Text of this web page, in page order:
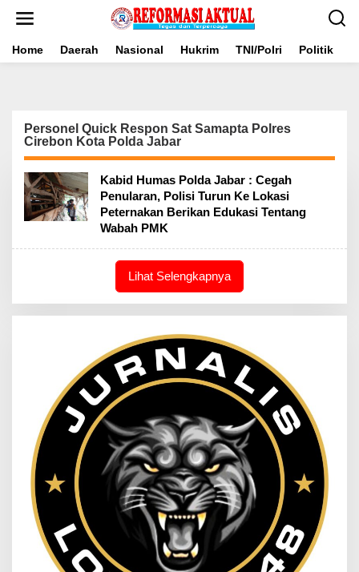
Home Daerah Nasional Hukrim TNI/Polri Politik
Personel Quick Respon Sat Samapta Polres
Cirebon Kota Polda Jabar
Kabid Humas Polda Jabar : Cegah
Penularan, Polisi Turun Ke Lokasi
Peternakan Berikan Edukasi Tentang
Wabah PMK
Lihat Selengkapnya